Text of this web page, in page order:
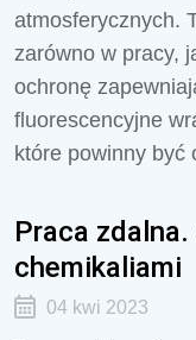
atmosferycznych.
zarówno w pracy,
ochronę
fluorescencyjne
które powinny być
Praca
chemikaliami
04 kwi 2023